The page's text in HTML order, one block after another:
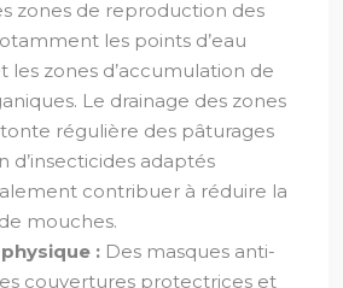
zones de reproduction des
les points d’eau
les zones d’accumulation de
Le drainage des zones
régulière des pâturages
d’insecticides adaptés
contribuer à réduire la
mouches.
: Des masques anti-
couvertures protectrices et